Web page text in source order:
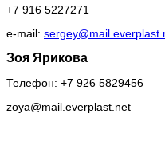
+7 916 5227271
e-mail:
Зоя Ярикова
Телефон: +7 926 5829456
zoya@mail everplast net